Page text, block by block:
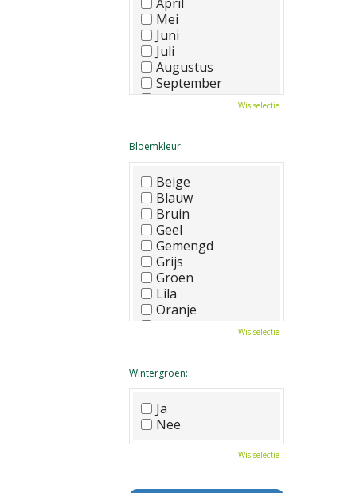
Mei
Juni
Juli
Augustus
September
Oktober
Wis selectie
Bloemkleur:
Beige
Blauw
Bruin
Geel
Gemengd
Grijs
Groen
Lila
Oranje
Paars
Wit
Zwart
Wis selectie
Wintergroen:
Ja
Nee
Wis selectie